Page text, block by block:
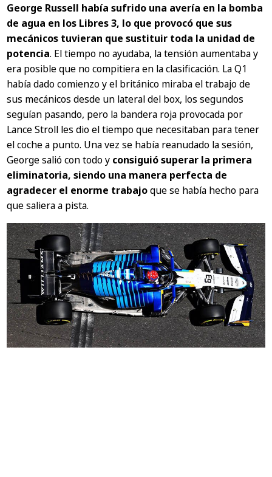
George Russell había sufrido una avería en la bomba
de agua en los Libres 3, lo que provocó que sus
mecánicos tuvieran que sustituir toda la unidad de
potencia. El tiempo no ayudaba, la tensión aumentaba y
era posible que no compitiera en la clasificación. La Q1
había dado comienzo y el británico miraba el trabajo de
sus mecánicos desde un lateral del box, los segundos
seguían pasando, pero la bandera roja provocada por
Lance Stroll les dio el tiempo que necesitaban para tener
el coche a punto. Una vez se había reanudado la sesión,
George salió con todo y consiguió superar la primera
eliminatoria, siendo una manera perfecta de
agradecer el enorme trabajoque se había hecho para
que saliera a pista.